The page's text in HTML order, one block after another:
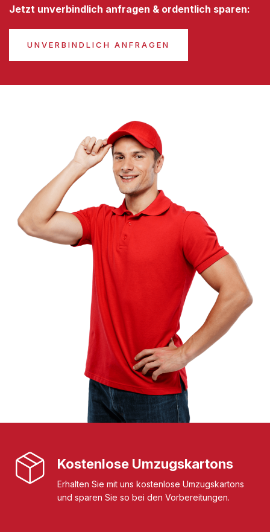
Jetzt unverbindlich anfragen & ordentlich sparen:
UNVERBINDLICH ANFRAGEN
Kostenlose Umzugskartons
Erhalten Sie mit uns kostenlose Umzugskartons
und sparen Sie so bei den Vorbereitungen.